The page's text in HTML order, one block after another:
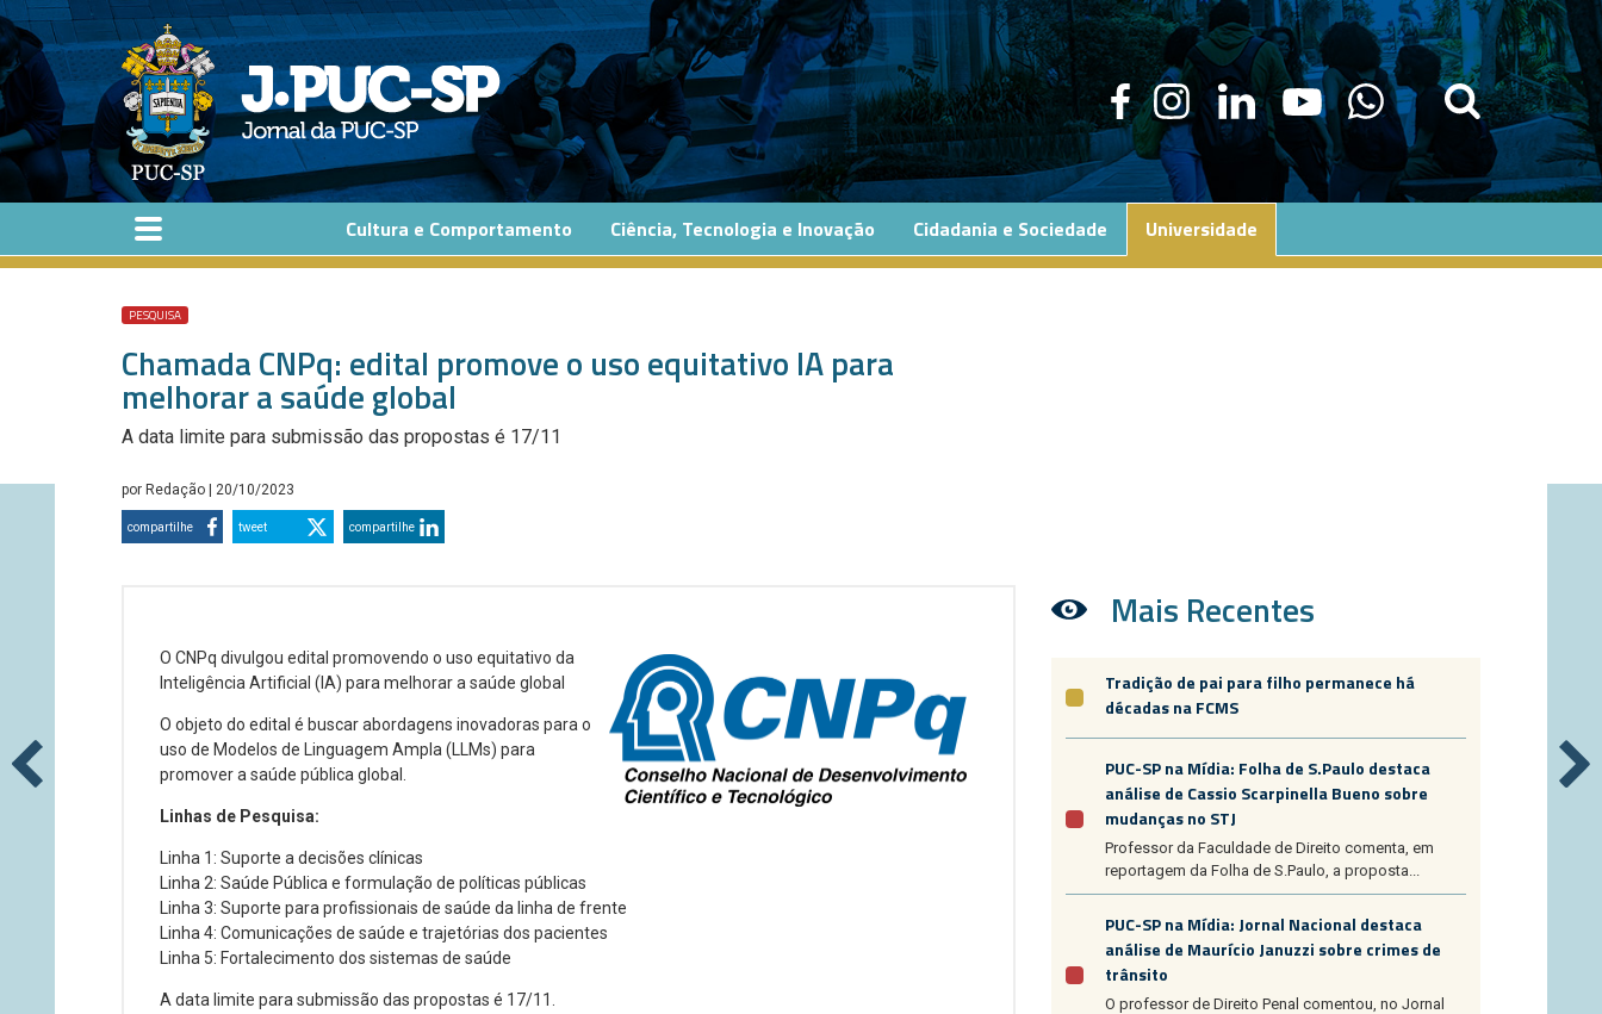
Pular para o conteúdo principal
Cultura e Comportamento Ciência, Tecnologia e Inovação Cidadania e Sociedade Universidade
PESQUISA
Chamada CNPq: edital promove o uso equitativo IA para
melhorar a saúde global
A data limite para submissão das propostas é 17/11
por Redação | 20/10/2023
compartilhe tweet compartilhe
O CNPq divulgou edital promovendo o uso equitativo da
Inteligência Artificial (IA) para melhorar a saúde global
O objeto do edital é buscar abordagens inovadoras para o
uso de Modelos de Linguagem Ampla (LLMs) para
promover a saúde pública global.
Linhas de Pesquisa:
Linha 1: Suporte a decisões clínicas
Linha 2: Saúde Pública e formulação de políticas públicas
Linha 3: Suporte para profissionais de saúde da linha de frente
Linha 4: Comunicações de saúde e trajetórias dos pacientes
Linha 5: Fortalecimento dos sistemas de saúde
A data limite para submissão das propostas é 17/11.
Mais Recentes
Tradição de pai para filho permanece há
décadas na FCMS
PUC-SP na Mídia: Folha de S.Paulo destaca
análise de Cassio Scarpinella Bueno sobre
mudanças no STJ
Professor da Faculdade de Direito comenta, em
reportagem da Folha de S.Paulo, a proposta...
PUC-SP na Mídia: Jornal Nacional destaca
análise de Maurício Januzzi sobre crimes de
trânsito
O professor de Direito Penal comentou, no Jornal